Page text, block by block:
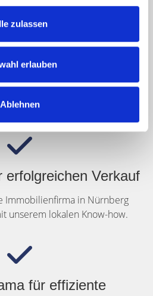
zulassen
erlauben
Ablehnen
Thon filtern wir die
Immobilie heraus.
erfolgreichen Verkauf
Immobilienfirma in Nürnberg
unserem lokalen Know-how.
für effiziente